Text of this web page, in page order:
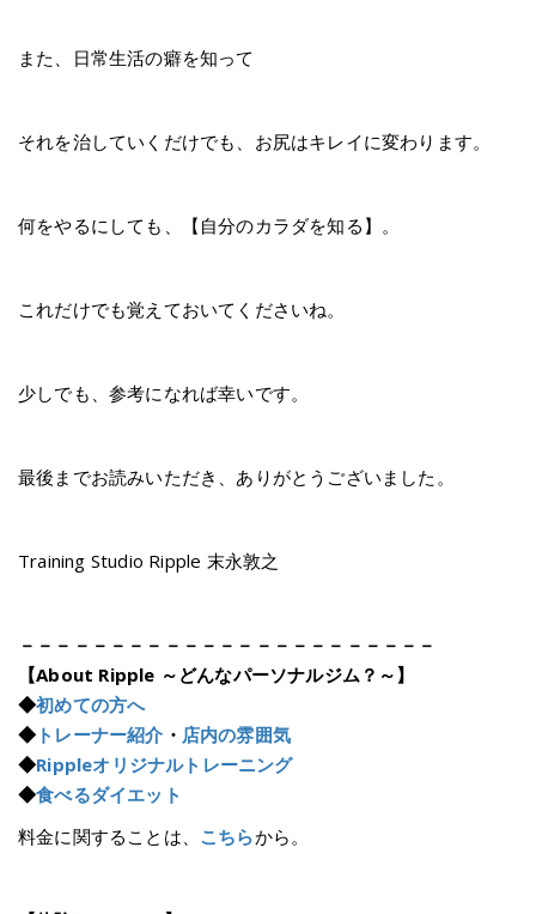
また、日常生活の癖を知って
それを治していくだけでも、お尻はキレイに変わります。
何をやるにしても、【自分のカラダを知る】。
これだけでも覚えておいてくださいね。
少しでも、参考になれば幸いです。
最後までお読みいただき、ありがとうございました。
Training Studio Ripple 末永敦之
－－－－－－－－－－－－－－－－－－－－－－－
【About Ripple ～どんなパーソナルジム？～】
◆初めての方へ
◆ トレーナー紹介 ・ 店内の雰囲気
◆Rippleオリジナルトレーニング
◆食べるダイエット
料金に関することは、 こちらから。